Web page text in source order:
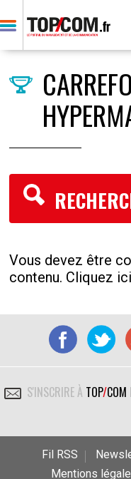
Vous devez être
contenu. Cliquez ici
S'INSCRIRE À TOP/COM
Fil RSS
Mentions